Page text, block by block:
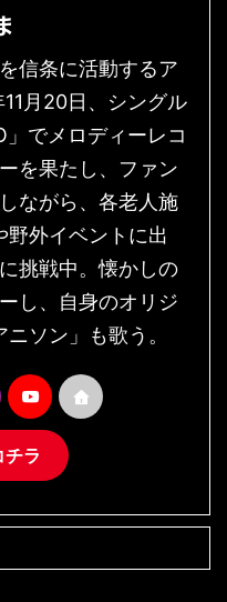
信条に活動するア
月20日、シングル
」でメロディーレコ
を果たし、ファン
ながら、各老人施
野外イベントに出
挑戦中。懐かしの
し、自身のオリジ
ソン」も歌う。
ラ